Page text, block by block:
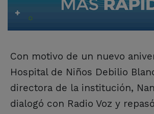
Con motivo de un nuevo
Hospital de Niños Debilio
directora de la institución,
dialogó con Radio Voz y